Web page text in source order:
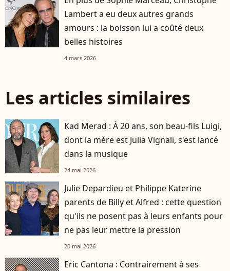
Lambert a eu deux autres grands
amours : la boisson lui a coûté deux
belles histoires
4 mars 2026
Les articles similaires
Kad Merad : À 20 ans, son beau-fils Luigi,
dont la mère est Julia Vignali, s'est lancé
dans la musique
24 mai 2026
Julie Depardieu et Philippe Katerine
parents de Billy et Alfred : cette question
qu'ils ne posent pas à leurs enfants pour
ne pas leur mettre la pression
20 mai 2026
Eric Cantona : Contrairement à ses